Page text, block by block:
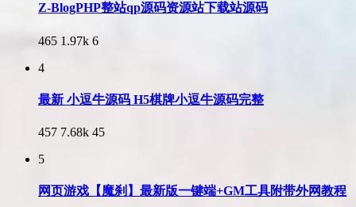
Z-BlogPHP整站qp源码资源站下载站源码
465 1.97k 6
4
最新 小逗牛源码 H5棋牌小逗牛源码完整
457 7.68k 45
5
网页游戏【魔刹】最新版一键端+GM工具附带外网教程